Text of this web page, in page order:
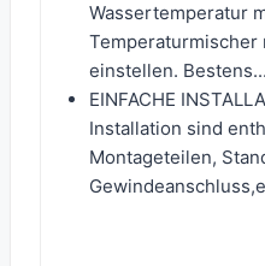
Wassertemperatur
Temperaturmischer
einstellen. Bestens...
EINFACHE
Installation sind
Montageteilen,